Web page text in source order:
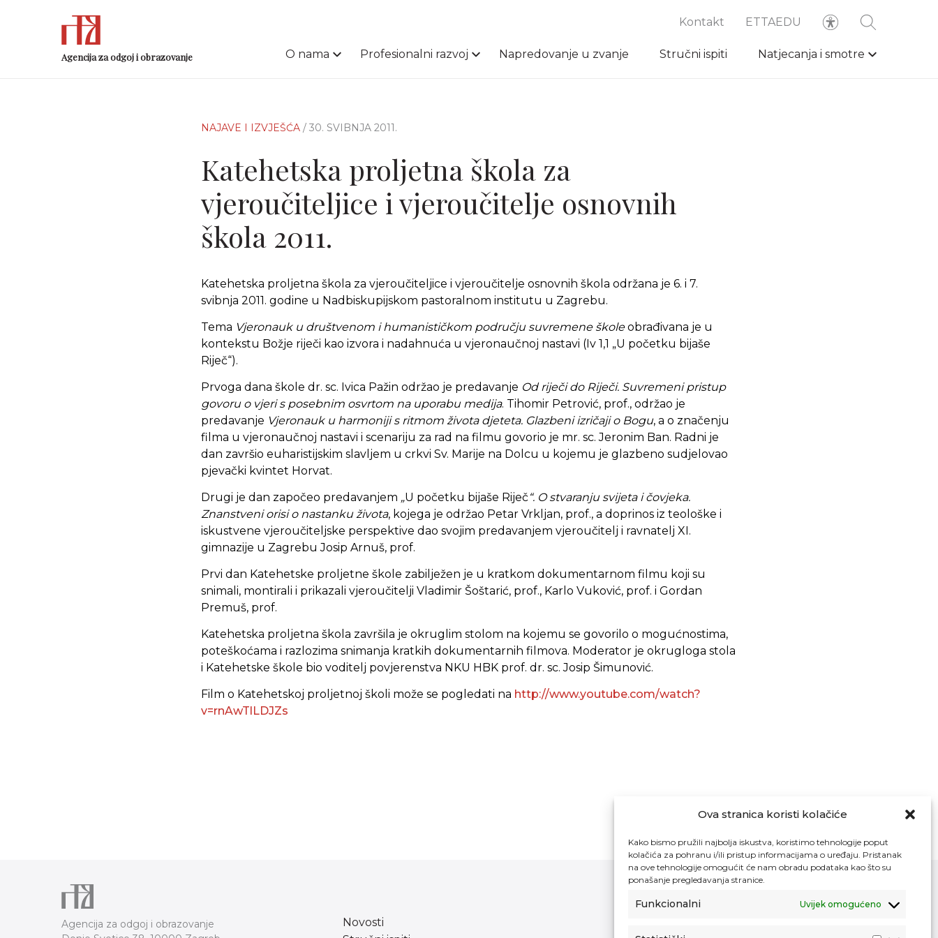
Ova stranica koristi kolačiće
Kako bismo pružili najbolja iskustva, koristimo tehnologije poput
kolačića za pohranu i/ili pristup informacijama o uređaju. Pristanak
na ove tehnologije omogućit će nam obradu podataka kao što su
ponašanje pregledavanja stranice.
Funkcionalni Uvijek omogućeno
Agencija za odgoj i obrazovanje
Kontakt ETTAEDU
O nama Profesionalni razvoj Napredovanje u zvanje Stručni ispiti Natjecanja i smotre
NAJAVE I IZVJEŠĆA / 30. SVIBNJA 2011.
Katehetska proljetna škola za
vjeroučiteljice i vjeroučitelje osnovnih
škola 2011.
Katehetska proljetna škola za vjeroučiteljice i vjeroučitelje osnovnih škola održana je 6. i 7.
svibnja 2011. godine u Nadbiskupijskom pastoralnom institutu u Zagrebu.
Tema Vjeronauk u društvenom i humanističkom području suvremene školeobrađivana je u
kontekstu Božje riječi kao izvora i nadahnuća u vjeronaučnoj nastavi (Iv 1,1 „U početku bijaše
Riječ“).
Prvoga dana škole dr. sc. Ivica Pažin održao je predavanje Od riječi do Riječi. Suvremeni pristup
govoru o vjeri s posebnim osvrtom na uporabu medija. Tihomir Petrović, prof., održao je
predavanje Vjeronauk u harmoniji s ritmom života djeteta. Glazbeni izričaji o Bogu, a o značenju
filma u vjeronaučnoj nastavi i scenariju za rad na filmu govorio je mr. sc. Jeronim Ban. Radni je
dan završio euharistijskim slavljem u crkvi Sv. Marije na Dolcu u kojemu je glazbeno sudjelovao
pjevački kvintet Horvat.
Drugi je dan započeo predavanjem „U početku bijaše Riječ“. O stvaranju svijeta i čovjeka.
Znanstveni orisi o nastanku života, kojega je održao Petar Vrkljan, prof., a doprinos iz teološke i
iskustvene vjeroučiteljske perspektive dao svojim predavanjem vjeroučitelj i ravnatelj XI.
gimnazije u Zagrebu Josip Arnuš, prof.
Prvi dan Katehetske proljetne škole zabilježen je u kratkom dokumentarnom filmu koji su
snimali, montirali i prikazali vjeroučitelji Vladimir Šoštarić, prof., Karlo Vuković, prof. i Gordan
Premuš, prof.
Katehetska proljetna škola završila je okruglim stolom na kojemu se govorilo o mogućnostima,
poteškoćama i razlozima snimanja kratkih dokumentarnih filmova. Moderator je okrugloga stola
i Katehetske škole bio voditelj povjerenstva NKU HBK prof. dr. sc. Josip Šimunović.
Film o Katehetskoj proljetnoj školi može se pogledati na http://www.youtube.com/watch?
v=rnAwTlLDJZs
Agencija za odgoj i obrazovanje
Novosti